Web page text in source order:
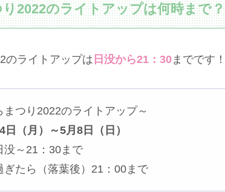
2022のライトアップは何時まで？
のライトアップは 日没から21：30 までです！
まつり2022のライトアップ～
日（月）～5月8日（日）
～21：30まで
たら（落葉後）21：00まで